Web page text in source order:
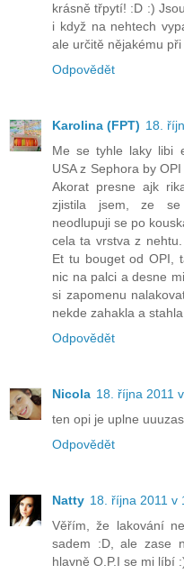
krásně třpytí! :D :)
i když na nehtech
ale určitě nějakému
Odpovědět
Karolina (FPT) 18.
Me se tyhle laky libi
USA z Sephora by
Akorat presne ajk
zjistila jsem, ze se
neodlupuji se po
cela ta vrstva z
Et tu bouget od OPI,
nic na palci a desne
si zapomenu
nekde zahakla a
Odpovědět
Nicola 18. října 2011
ten opi je uplne
Odpovědět
Natty 18. října 2011 v
Věřím, že lakování
sadem :D, ale zase
hlavně O.P.I se mi líbí